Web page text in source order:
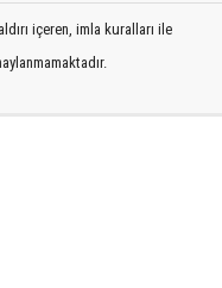
içeren, imla kuralları ile